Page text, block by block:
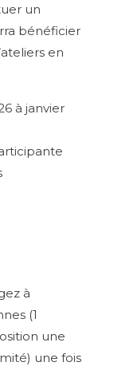
un
bénéficier
en
à janvier
à
(1
une
une fois